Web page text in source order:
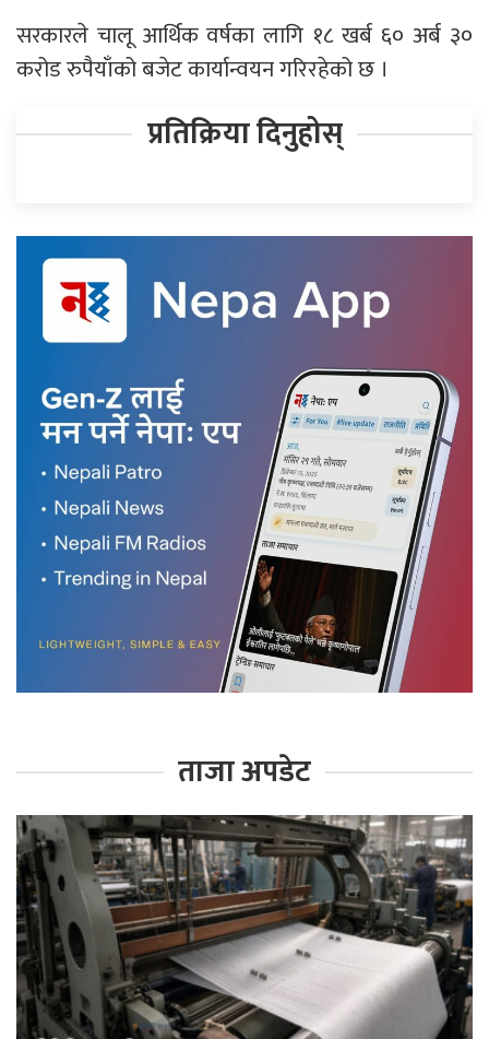
सरकारले चालू आर्थिक वर्षका लागि १८ खर्ब ६० अर्ब ३०
करोड रुपैयाँको बजेट कार्यान्वयन गरिरहेको छ ।
प्रतिक्रिया दिनुहोस्
ताजा अपडेट